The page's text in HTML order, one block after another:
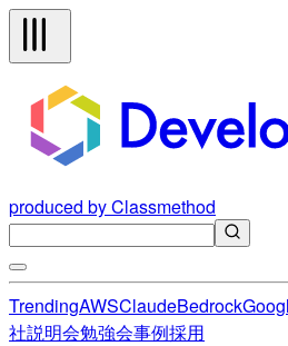
produced by Classmethod
TrendingAWSClaudeBedrock
社説明会勉強会事例採用